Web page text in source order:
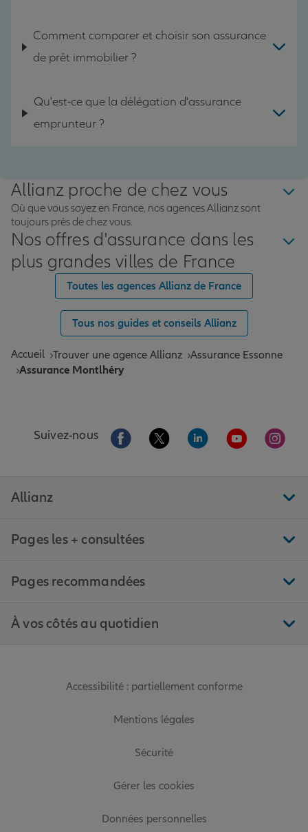
Comment comparer et choisir son assurance
de prêt immobilier ?
Qu'est-ce que la délégation d'assurance
emprunteur ?
Allianz proche de chez vous
Où que vous soyez en France, nos agences Allianz sont
toujours près de chez vous.
Nos offres d'assurance dans les
plus grandes villes de France
Toutes les agences Allianz de France
Tous nos guides et conseils Allianz
Accueil Trouver une agence Allianz Assurance Essonne
Assurance Montlhéry
Suivez-nous Aller sur la page Facebook de Allianz
Aller sur la page Twitter de
Aller sur la page
Aller sur la
Aller
Allianz
Pages les + consultées
Pages recommandées
À vos côtés au quotidien
Accessibilité : partiellement conforme
Mentions légales
Sécurité
Gérer les cookies
Données personnelles